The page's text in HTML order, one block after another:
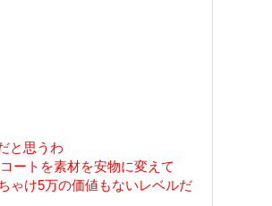
と思うわ
ートを素材を安物に変えて
ゃけ5万の価値もないレベルだ